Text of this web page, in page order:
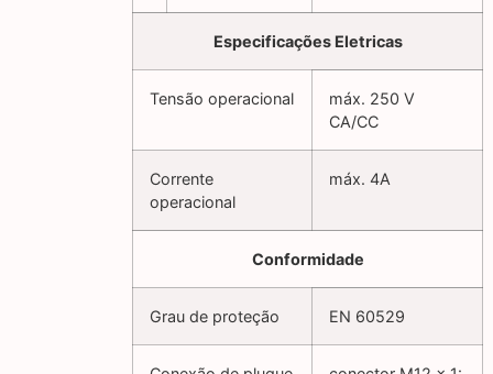
Especificações Eletricas
Tensão operacional
máx. 250 V
CA/CC
Corrente
operacional
máx. 4A
Conformidade
Grau de proteção EN 60529